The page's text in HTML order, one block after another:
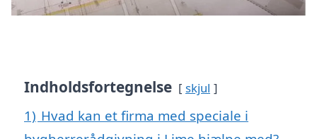
Indholdsfortegnelse skjul
1) Hvad kan et firma med speciale i